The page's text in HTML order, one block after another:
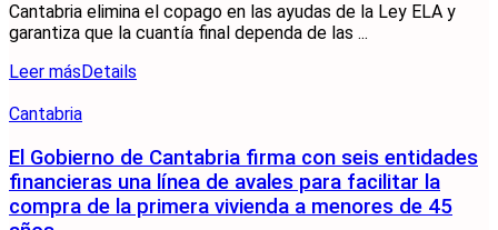
Cantabria elimina el copago en las ayudas de la Ley ELA y
garantiza que la cuantía final dependa de las ...
Leer más Details
Cantabria
El Gobierno de Cantabria firma con seis entidades
financieras una línea de avales para facilitar la
compra de la primera vivienda a menores de 45